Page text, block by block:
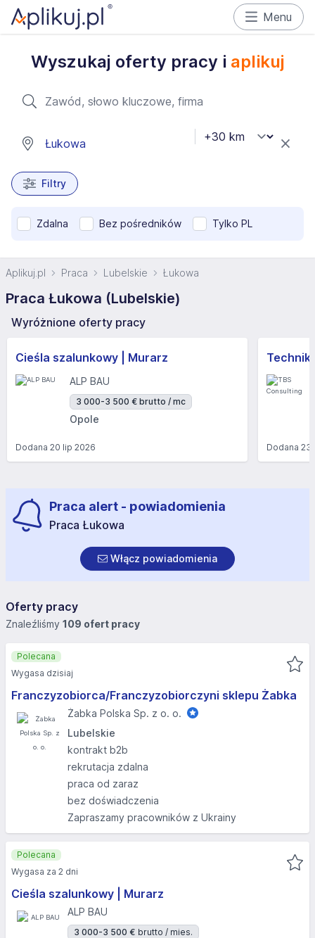
Menu
Wyszukaj oferty pracy i aplikuj
Filtry
Zdalna Bez pośredników Tylko PL
Aplikuj.pl Praca Lubelskie Łukowa
Praca Łukowa (Lubelskie)
Wyróżnione oferty pracy
Cieśla szalunkowy | Murarz
ALP BAU
3 000-3 500 € brutto / mc
Opole
Dodana 20 lip 2026 Dodana23
Praca alert - powiadomienia
Praca Łukowa
Włącz powiadomienia
Oferty pracy
Znaleźliśmy 109 ofert pracy
Franczyzobiorca/Franczyzobiorczyni sklepu Żabka
Żabka Polska Sp. z o. o.
Lubelskie
kontrakt b2b
rekrutacja zdalna
praca od zaraz
bez doświadczenia
Zapraszamy pracowników z Ukrainy
Polecana
Wygasa dzisiaj
Cieśla szalunkowy | Murarz
ALP BAU
3 000-3 500 € brutto / mies.
Polecana
Wygasa za 2 dni